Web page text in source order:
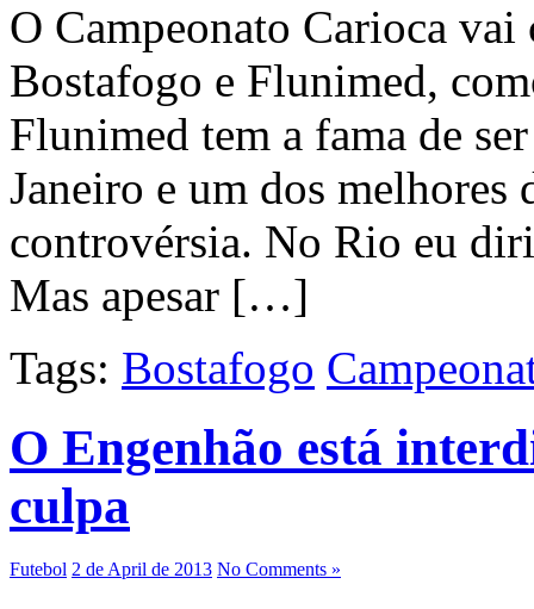
O Campeonato Carioca
Bostafogo e Flunimed,
Flunimed tem a fama de
Janeiro e um dos
controvérsia. No Rio eu
Mas apesar […]
Tags: Bostafogo
O Engenhão está
culpa
Futebol 2 de April de 2013 No Comments »